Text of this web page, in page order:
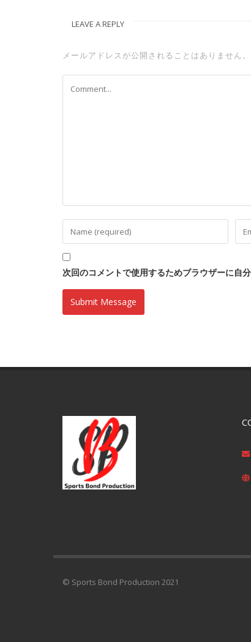
LEAVE A REPLY
メールアドレスが公開されることはありません。
次回のコメントで使用するためブラウザーに自
© Sports Bond Production 2021